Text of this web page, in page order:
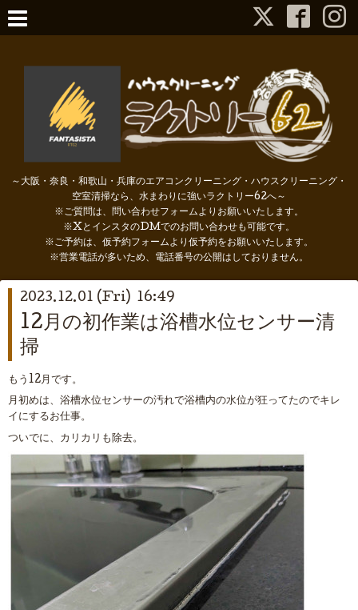
～大阪・奈良・和歌山・兵庫のエアコンクリーニング・ハウスクリーニング・
空室清掃なら、水まわりに強いラクトリー62へ～
※ご質問は、問い合わせフォームよりお願いいたします。
※XとインスタのDMでのお問い合わせも可能です。
※ご予約は、仮予約フォームより仮予約をお願いいたします。
※営業電話が多いため、電話番号の公開はしておりません。
2023.12.01 (Fri) 16:49
12月の初作業は浴槽水位センサー清
掃
もう12月です。
月初めは、浴槽水位センサーの汚れで浴槽内の水位が狂ってたのでキレ
イにするお仕事。
ついでに、カリカリも除去。